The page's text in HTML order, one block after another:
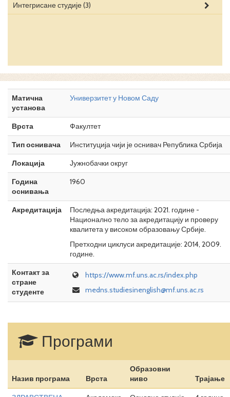
Интегрисане студије(3)
Матична
установа
Универзитет у Новом Саду
Врста
Факултет
Тип оснивача
Институција чији је оснивач Република Србија
Локација
Јужнобачки округ
Година
оснивања
1960
Акредитација
Последња акредитација: 2021. године -
Национално тело за акредитацију и проверу
квалитета у високом образовању Србије.
Претходни циклуси акредитације: 2014, 2009.
године.
Контакт за
стране
студенте
https://www.mf.uns.ac.rs/index.php
medns.studiesinenglish@mf.uns.ac.rs
Програми
Назив програма Врста
Образовни
ниво
Трајање